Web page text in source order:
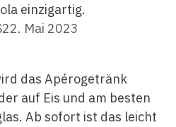
einzigartig.
22. Mai 2023
das Apérogetränk
auf Eis und am besten
Ab sofort ist das leicht